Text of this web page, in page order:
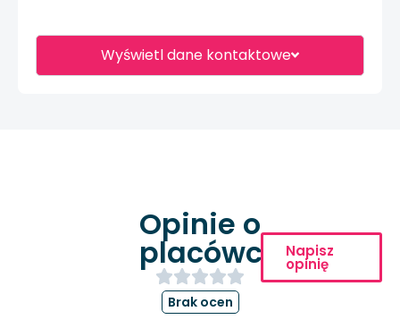
Wyświetl dane kontaktowe
Opinie o
placówce
Brak ocen
Napisz
opinię